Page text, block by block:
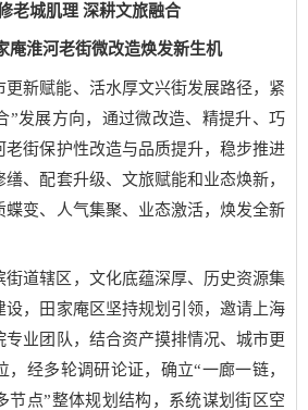
老城肌理 深耕文旅融合
淮河老街微改造焕发新生机
更新赋能、活水厚文兴街发展路径，紧
”发展方向，通过微改造、精提升、巧
老街保护性改造与品质提升，稳步推进
、配套升级、文旅赋能和业态焕新，
蝶变、人气集聚、业态激活，焕发全新
街道辖区，文化底蕴深厚、历史资源集
设，田家庵区坚持规划引领，邀请上海
专业团队，结合资产摸排情况、城市更
经多轮调研论证，确立“一廊一链，
节点”整体规划结构，系统谋划街区空